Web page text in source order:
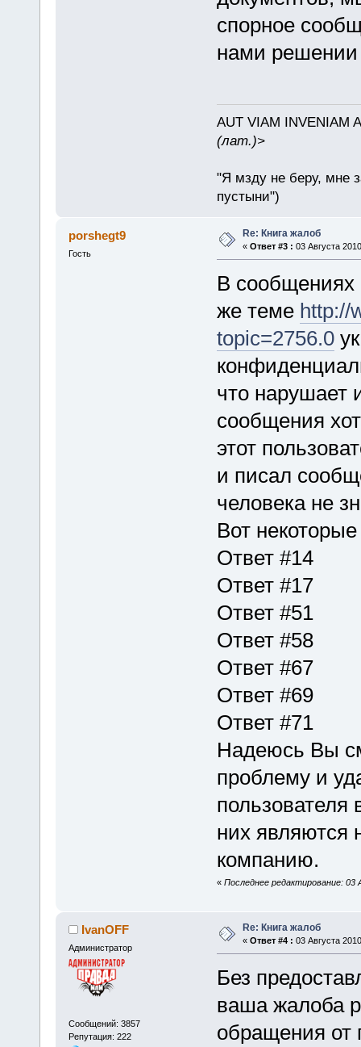
спорное
нами решении
AUT VIAM INVENIAM
(лат.)>
"Я мзду не беру, мне
пустыни")
porshegt9
Гость
Re: Книга жалоб
« Ответ #3 : 03 Августа
В сообщениях
же теме http://
topic=2756.0
что нарушает
сообщения
этот
и писал
человека не
Вот
Ответ #14
Ответ #17
Ответ #51
Ответ #58
Ответ #67
Ответ #69
Ответ #71
Надеюсь Вы
проблему и
пользователя
них являются
компанию.
« Последнее редактирование: 03
IvanOFF
Администратор
Сообщений: 3857
Репутация: 222
Re: Книга жалоб
« Ответ #4 : 03 Августа
Без
ваша жалоба
обращения от